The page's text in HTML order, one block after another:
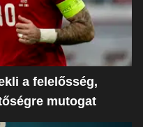
a felelősség,
mutogat